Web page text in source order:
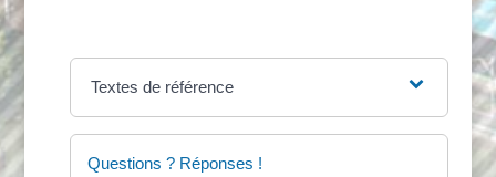
Textes de référence
Questions ? Réponses !